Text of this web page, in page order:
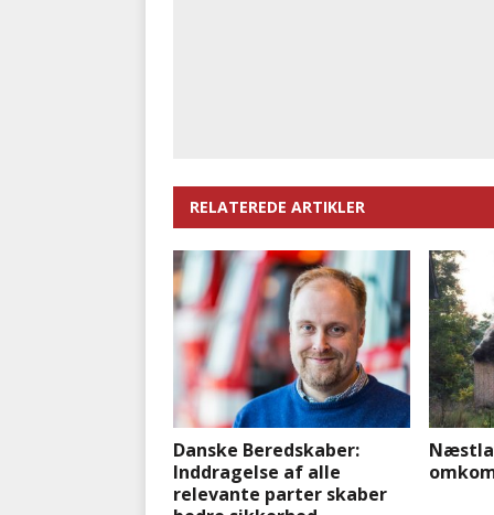
RELATEREDE ARTIKLER
Danske Beredskaber:
Inddragelse af alle
relevante parter skaber